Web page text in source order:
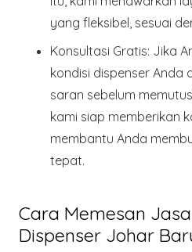
yang fleksibel, sesuai
Konsultasi Gratis: Jika
kondisi dispenser Anda
saran sebelum
kami siap memberikan
membantu Anda
tepat.
Cara Memesan
Dispenser Johar